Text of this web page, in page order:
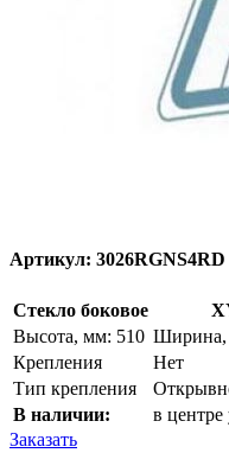
Артикул:
Стекло боковое
Высота, мм: 510 Ширина,
Крепления
Нет
Тип крепления
В наличии:
в центре
Заказать